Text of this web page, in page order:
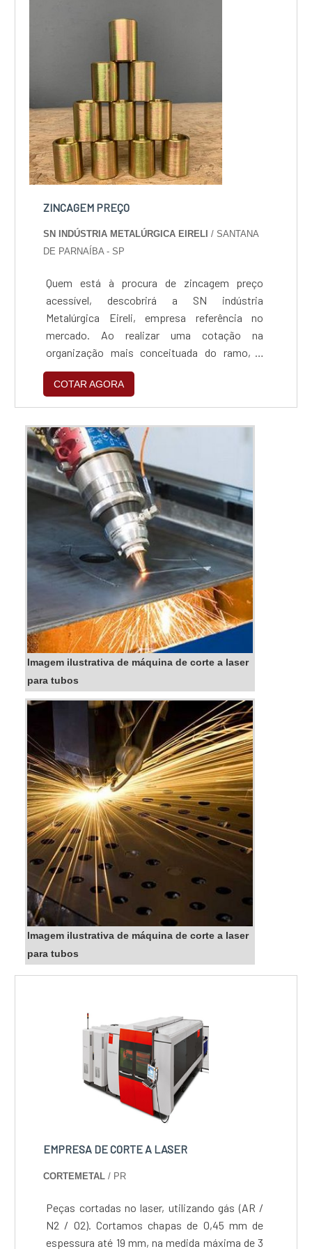
ZINCAGEM PREÇO
SN INDÚSTRIA METALÚRGICA EIRELI/ SANTANA
DE PARNAÍBA - SP
Quem está à procura de zincagem preço
acessível, descobrirá a SN indústria
Metalúrgica Eireli, empresa referência no
mercado. Ao realizar uma cotação na
organização mais conceituada do ramo, o
cliente contará com serviços de excelência e o
suporte de especialistas para sanar eventuais
dúvidas.ZINCAGEM PREÇO JUSTO E
ACESSÍVELQuem procura por zincagem preço
acessível em uma empresa que preza pela
segurança, encontra na internet a SN indús...
COTAR AGORA
Imagem ilustrativa de máquina de corte a laser
para tubos
Imagem ilustrativa de máquina de corte a laser
para tubos
EMPRESA DE CORTE A LASER
CORTEMETAL / PR
Peças cortadas no laser, utilizando gás (AR /
N2 / O2). Cortamos chapas de 0,45 mm de
espessura até 19 mm, na medida máxima de 3